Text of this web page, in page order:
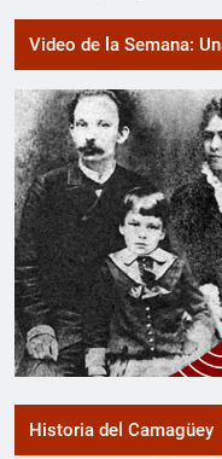
Video de la Semana:
Historia del Camagüey